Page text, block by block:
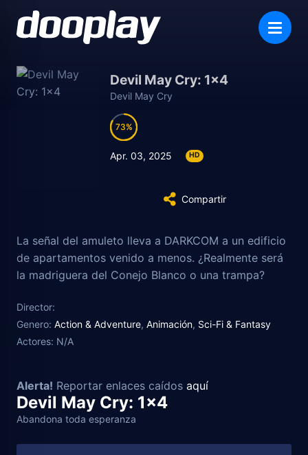
Devil May Cry: 1×4
Devil May Cry
73
73
Apr. 03, 2025 HD
Compartir
La señal del amuleto lleva a DARKCOM a un edificio
de apartamentos venido a menos. ¿Realmente será
la madriguera del Conejo Blanco o una trampa?
Director:
Genero: Action & Adventure, Animación, Sci-Fi & Fantasy
Actores: N/A
Alerta! Reportar enlaces caídos aquí
Devil May Cry: 1x4
Abandona toda esperanza